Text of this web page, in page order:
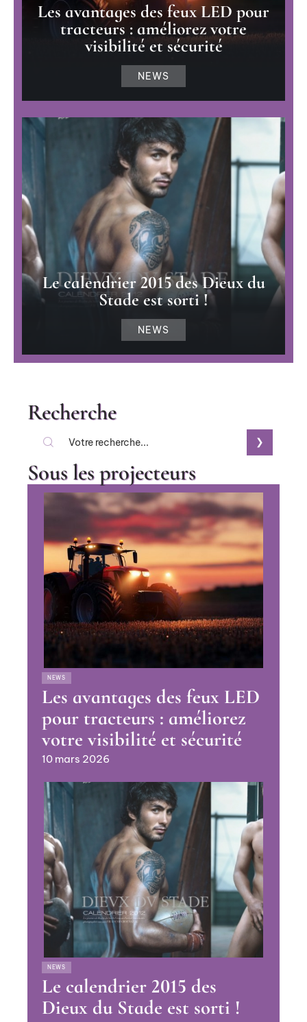
Les avantages des feux LED pour
tracteurs : améliorez votre
visibilité et sécurité
NEWS
Le calendrier 2015 des Dieux du
Stade est sorti !
NEWS
Recherche
Sous les projecteurs
NEWS
Les avantages des feux LED
pour tracteurs : améliorez
votre visibilité et sécurité
10 mars 2026
NEWS
Le calendrier 2015 des
Dieux du Stade est sorti !